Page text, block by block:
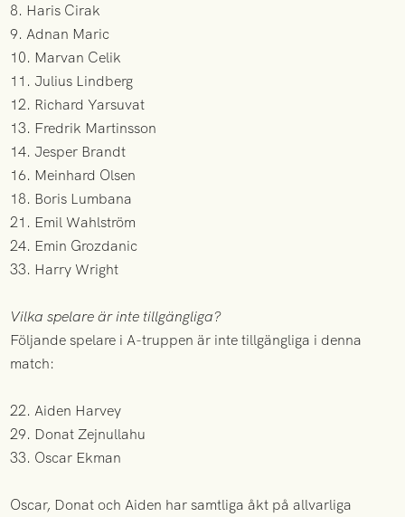
8. Haris Cirak
9. Adnan Maric
10. Marvan Celik
11. Julius Lindberg
12. Richard Yarsuvat
13. Fredrik Martinsson
14. Jesper Brandt
16. Meinhard Olsen
18. Boris Lumbana
21. Emil Wahlström
24. Emin Grozdanic
33. Harry Wright
Vilka spelare är inte tillgängliga?
Följande spelare i A-truppen är inte tillgängliga i denna
match:
22. Aiden Harvey
29. Donat Zejnullahu
33. Oscar Ekman
Oscar, Donat och Aiden har samtliga åkt på allvarliga